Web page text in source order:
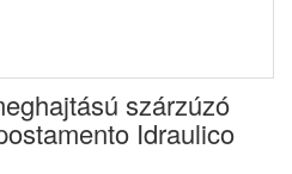
szárzúzó
Idraulico